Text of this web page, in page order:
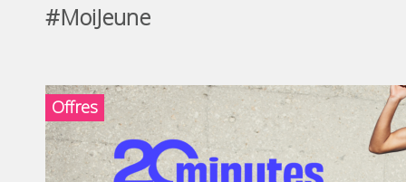
#MoiJeune
Offres